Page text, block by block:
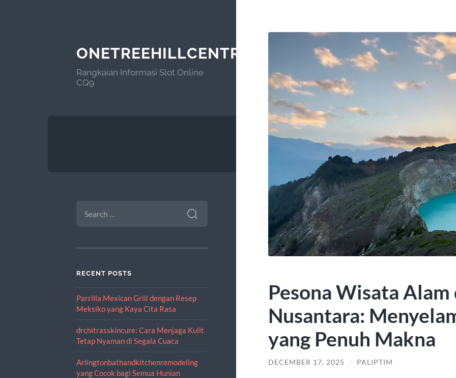
ONETREEHILLCENTRAL.ORG
Rangkaian Informasi Slot Online
CQ9
FOR:
RECENT POSTS
Parrilla Mexican Grill dengan Resep
Meksiko yang Kaya Cita Rasa
drchitrasskincure: Cara Menjaga Kulit
Tetap Nyaman di Segala Cuaca
Arlingtonbathandkitchenremodeling
yang Cocok bagi Semua Hunian
Pesona Wisata Alam
Nusantara:
yang Penuh Makna
DECEMBER 17, 2025 / PALIPTIM